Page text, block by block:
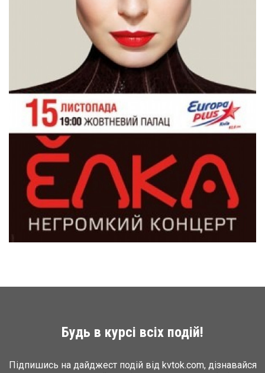
Будь в курсі всіх подій!
Підпишись на дайджест подій від kvtok.com, дізнавайся